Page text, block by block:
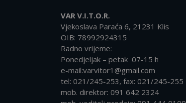
VAR V.I.T.O.R.
Vjekoslava Paraća 6, 21231 Klis
OIB: 78992924315
Radno vrijeme:
Ponedjeljak – petak 07-15 h
e-mail:varvitor1@gmail.com
tel: 021/245-253, fax: 021/245-255
mob. direktor: 091 642 2324